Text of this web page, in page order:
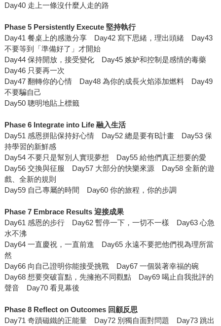
Day40 走上一條沒什麼人走的路
Phase 5 Persistently Execute 堅持執行
Day41 餐桌上的感激分享 Day42 寫下思緒，理出頭緒 Day43
不要等到「準備好了」才開始
Day44 保持開放，接受變化 Day45 嫉妒和控制是感情的毒藥
Day46 只要再一次
Day47 翻轉你的心情 Day48 為你的成長火焰添加燃料 Day49
不要騙自己
Day50 聰明地貼上標籤
Phase 6 Integrate into Life 融入生活
Day51 感恩拼貼保持好心情 Day52 總是要有B計畫 Day53 保
持學習的新鮮感
Day54 不要只是幫別人實現夢想 Day55 給他們真正想要的愛
Day56 交換與征服 Day57 大部分的快樂來源 Day58 全新的遊
戲、全新的規則
Day59 自己專屬的時間 Day60 你的旅程，你的步調
Phase 7 Embrace Results 迎接成果
Day61 感恩的步行 Day62 暫停一下，一切不一樣 Day63 心急
水不沸
Day64 一直慶祝，一直前進 Day65 永遠不要把他們視為理所當
然
Day66 向自己證明你能接受挑戰 Day67 一個裝著幸福的碗
Day68 想要突破盲點，先擁抱不同觀點 Day69 喝止自我批評的
聲音 Day70 看見幕後
Phase 8 Reflect on Outcomes 回顧反思
Day71 奇蹟磁鐵的正能量 Day72 別獨自面對問題 Day73 跳出